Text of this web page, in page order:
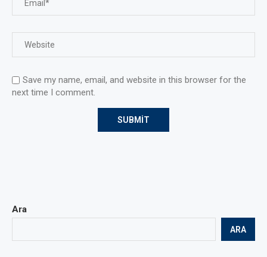
Save my name, email, and website in this browser for the
next time I comment.
Ara
ARA